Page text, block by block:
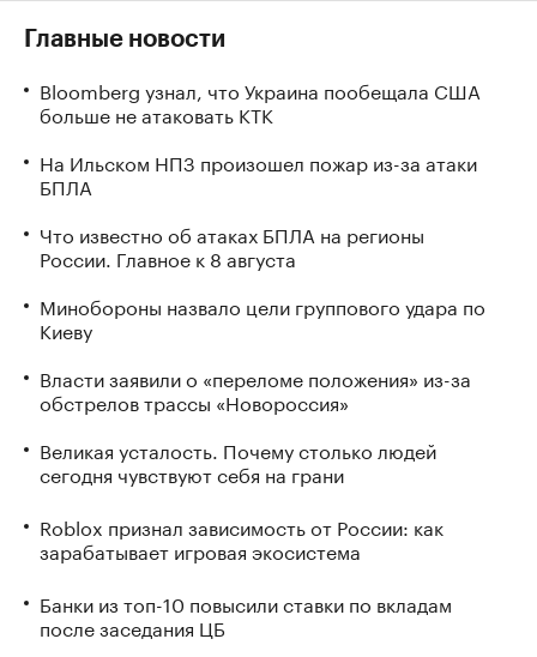
Главные новости
Bloomberg узнал, что Украина пообещала США
больше не атаковать КТК
На Ильском НПЗ произошел пожар из-за атаки
БПЛА
Что известно об атаках БПЛА на регионы
России. Главное к 8 августа
Минобороны назвало цели группового удара по
Киеву
Власти заявили о «переломе положения» из-за
обстрелов трассы «Новороссия»
Великая усталость. Почему столько людей
сегодня чувствуют себя на грани
Roblox признал зависимость от России: как
зарабатывает игровая экосистема
Банки из топ-10 повысили ставки по вкладам
после заседания ЦБ